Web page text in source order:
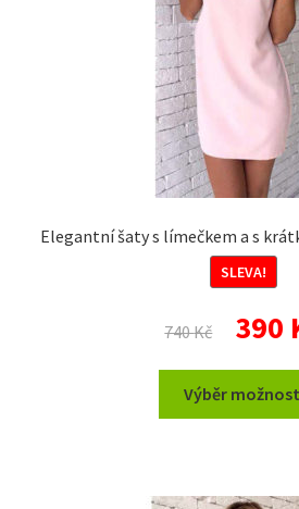
Elegantní šaty s límečkem a s
SLEVA!
740Kč
Původní
cena
byla:
740 Kč.
390
Výběr